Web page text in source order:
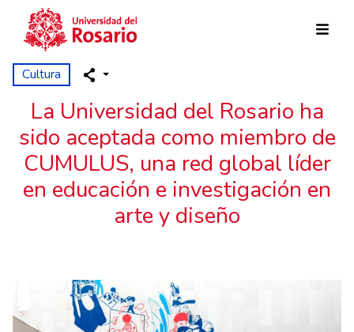
Pasar al contenido principal
Cultura
La Universidad del Rosario ha
sido aceptada como miembro de
CUMULUS, una red global líder
en educación e investigación en
arte y diseño